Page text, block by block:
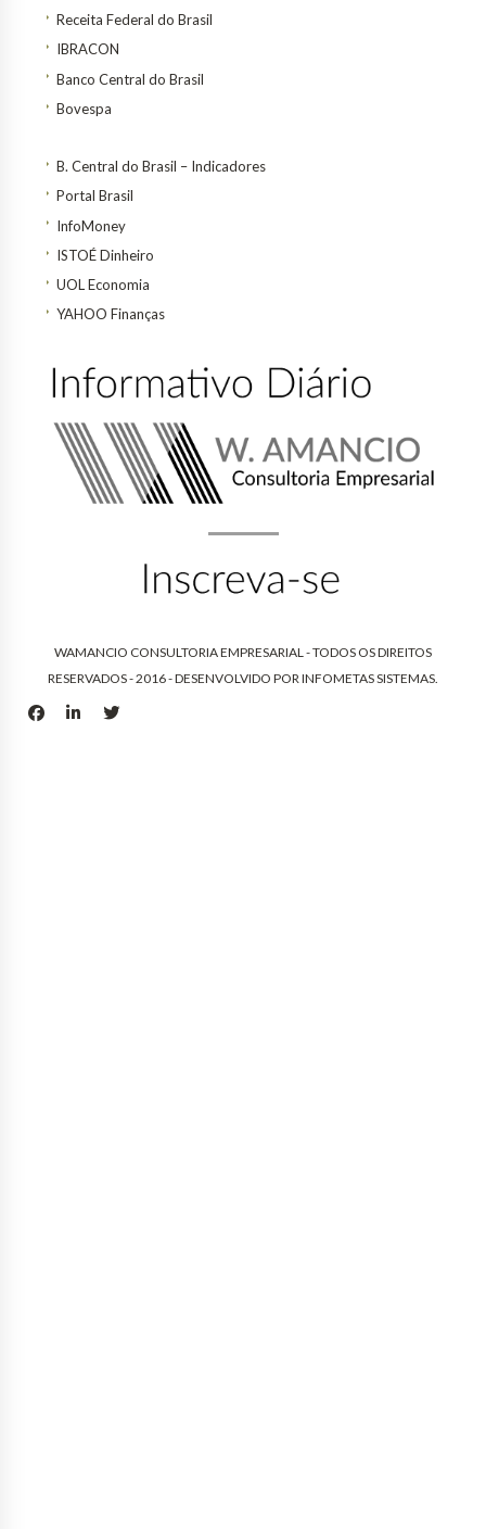
Receita Federal do Brasil
IBRACON
Banco Central do Brasil
Bovespa
B. Central do Brasil – Indicadores
Portal Brasil
InfoMoney
ISTOÉ Dinheiro
UOL Economia
YAHOO Finanças
WAMANCIO CONSULTORIA EMPRESARIAL - TODOS OS DIREITOS
RESERVADOS - 2016 - DESENVOLVIDO POR INFOMETAS SISTEMAS